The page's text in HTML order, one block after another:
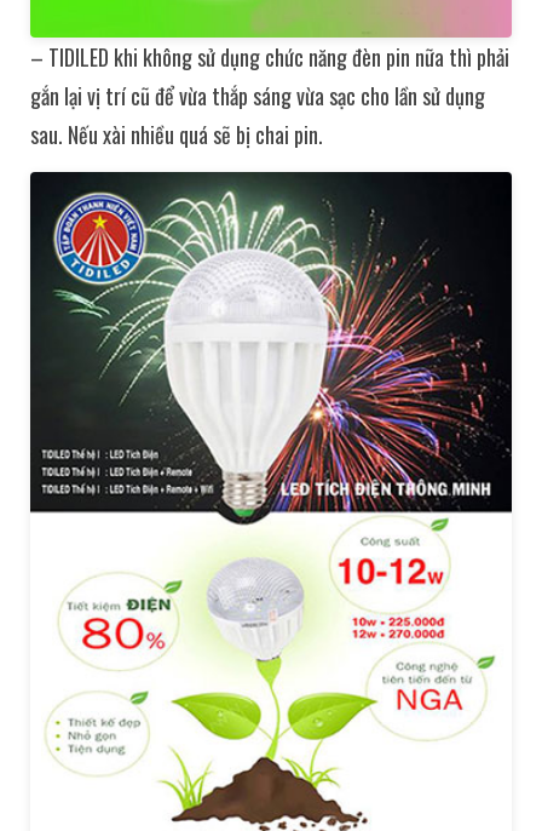
– TIDILED khi không sử dụng chức năng đèn pin nữa thì phải
gắn lại vị trí cũ để vừa thắp sáng vừa sạc cho lần sử dụng
sau. Nếu xài nhiều quá sẽ bị chai pin.